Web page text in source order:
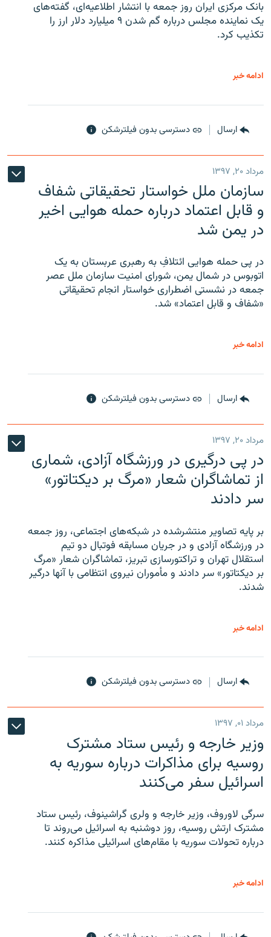
بانک مرکزی ایران روز جمعه با انتشار اطلاعیه‌ای، گفته‌های
یک نماینده مجلس درباره گم شدن ۹ میلیارد دلار ارز را
تکذیب کرد.
ادامه خبر
ارسال دسترسی بدون فیلترشکن
مرداد ۲۰, ۱۳۹۷
سازمان ملل خواستار تحقیقاتی شفاف
و قابل اعتماد درباره حمله هوایی اخیر
در یمن شد
در پی حمله هوایی ائتلافِ به رهبری عربستان به یک
اتوبوس در شمال یمن، شورای امنیت سازمان ملل عصر
جمعه در نشستی اضطراری خواستار انجام تحقیقاتی
«شفاف و قابل اعتماد» شد.
ادامه خبر
ارسال دسترسی بدون فیلترشکن
مرداد ۲۰, ۱۳۹۷
در پی درگیری در ورزشگاه آزادی، شماری
از تماشاگران شعار «مرگ بر دیکتاتور»
سر دادند
بر پایه تصاویر منتشرشده در شبکه‌های اجتماعی، روز جمعه
در ورزشگاه آزادی و در جریان مسابقه فوتبال دو تیم
استقلال تهران و تراکتورسازی تبریز، تماشاگران شعار «مرگ
بر دیکتاتور» سر دادند و مأموران نیروی انتظامی با آنها درگیر
شدند.
ادامه خبر
ارسال دسترسی بدون فیلترشکن
مرداد ۰۱, ۱۳۹۷
وزیر خارجه و رئیس‌ ستاد مشترک
روسیه برای مذاکرات درباره سوریه به
اسرائیل سفر می‌کنند
سرگی لاوروف، وزیر خارجه و ولری گراشینوف، رئیس ستاد
مشترک ارتش روسیه، روز دوشنبه به اسرائیل می‌روند تا
درباره تحولات سوریه با مقام‌های اسرائیلی مذاکره کنند.
ادامه خبر